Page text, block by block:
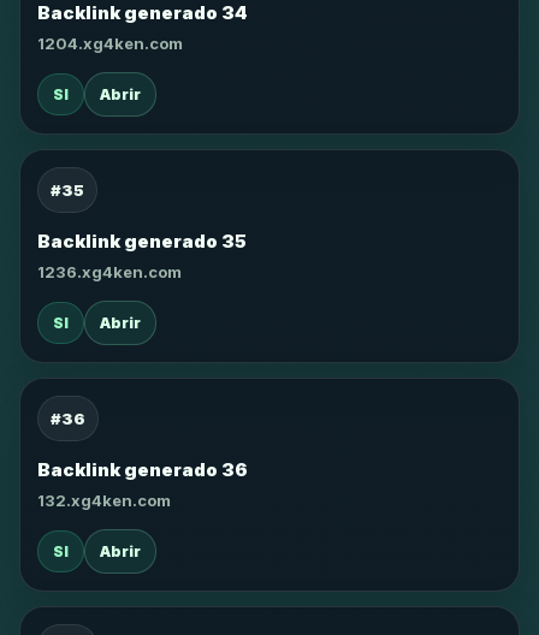
Backlink generado 34
1204.xg4ken.com
SI Abrir
#35
Backlink generado 35
1236.xg4ken.com
SI Abrir
#36
Backlink generado 36
132.xg4ken.com
SI Abrir